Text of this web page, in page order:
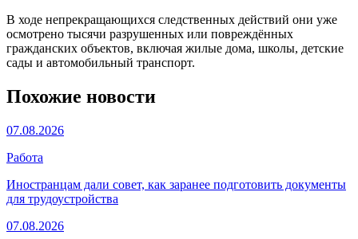
В ходе непрекращающихся следственных действий они уже
осмотрено тысячи разрушенных или повреждённых
гражданских объектов, включая жилые дома, школы, детские
сады и автомобильный транспорт.
Похожие новости
07.08.2026
Работа
Иностранцам дали совет, как заранее подготовить документы
для трудоустройства
07.08.2026